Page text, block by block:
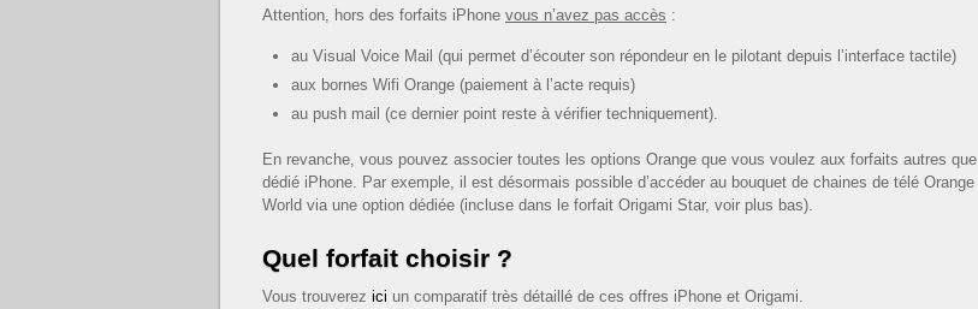
Attention, hors des forfaits iPhone vous n’avez pas accès :
au Visual Voice Mail (qui permet d’écouter son répondeur en le pilotant depuis l’interface tactile)
aux bornes Wifi Orange (paiement à l’acte requis)
au push mail (ce dernier point reste à vérifier techniquement).
En revanche, vous pouvez associer toutes les options Orange que vous voulez aux forfaits autres que
dédié iPhone. Par exemple, il est désormais possible d’accéder au bouquet de chaines de télé Orange
World via une option dédiée (incluse dans le forfait Origami Star, voir plus bas).
Quel forfait choisir ?
Vous trouverez ici un comparatif très détaillé de ces offres iPhone et Origami.